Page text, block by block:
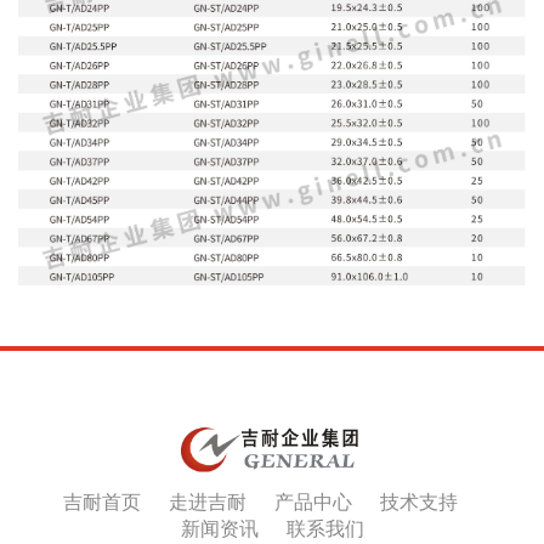
吉耐首页 走进吉耐 产品中心
技术支持
新闻资讯
联系我们